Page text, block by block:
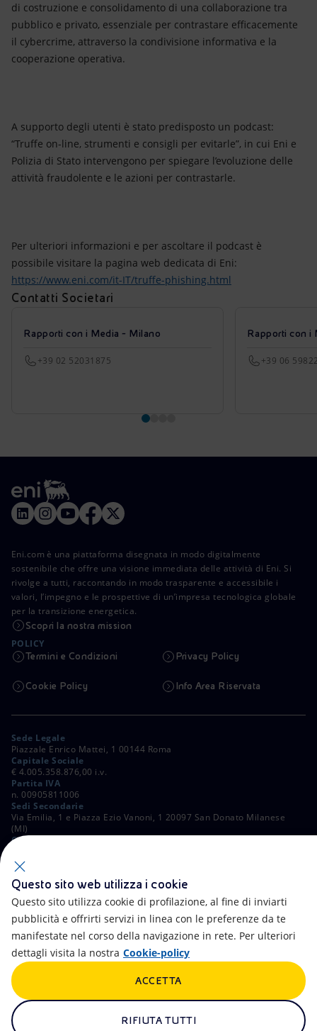
di costruzione e consolidamento di una collaborazione tra
pubblico e privato, essenziale per contrastare efficacemente
il cybercrime, attraverso la condivisione informativa e la
cooperazione operativa.
A supporto degli utenti è stato predisposto un podcast:
“Truffe on-line, strumenti e consigli per evitarle”, in cui Eni e
Polizia di Stato intervengono per spiegare l’evoluzione delle
attività fraudolente e le azioni per contrastarle.
Per ulteriori informazioni e per ascoltare il podcast è
possibile visitare la pagina web dedicata di Eni:
https://www.eni.com/it-IT/truffe-phishing.html
Contatti Societari
Rapporti con i Media - Milano
+39 02 52031875
Rapporti con i
+39 06
Eni.com è una piattaforma disegnata in modo digitalmente
sostenibile che offre una visione immediata delle attività di Eni. Si
rivolge a tutti, raccontando in modo trasparente e accessibile i
valori, l’impegno e le prospettive di un’impresa tecnologica globale
per la transizione energetica.
Scopri la nostra mission
POLICY
Termini e Condizioni Privacy Policy
Cookie Policy Info Area Riservata
Sede Legale
Piazzale Enrico Mattei, 1 00144 Roma
Capitale Sociale
€ 4.005.358.876,00 i.v.
Partita IVA
n. 00905811006
Sedi Secondarie
Via Emilia, 1 e Piazza Ezio Vanoni, 1 20097 San Donato Milanese
(MI)
C. Fiscale e Registro Imprese di Roma
ALTRI LINK
Accessibilità Calendario
Newsletter Intelligenza artificiale
Truffe e Phishing
Questo sito web utilizza i cookie
Questo sito utilizza cookie di profilazione, al fine di inviarti
pubblicità e offrirti servizi in linea con le preferenze da te
manifestate nel corso della navigazione in rete. Per ulteriori
dettagli visita la nostra Cookie-policy
RIFIUTA TUTTI
ACCETTA